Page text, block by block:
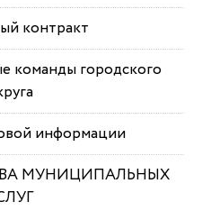
контракт
команды городского
информации
МУНИЦИПАЛЬНЫХ